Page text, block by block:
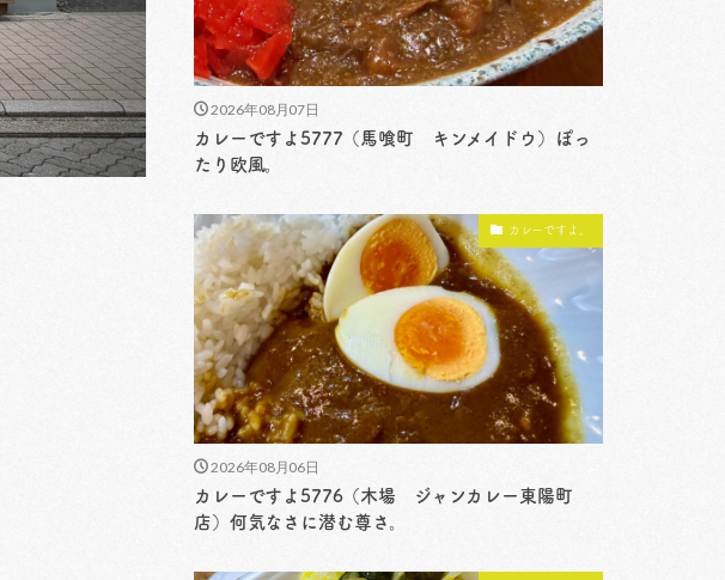
2026年08月07日
カレーですよ5777（馬喰町 キンメイドウ）ぽっ
たり欧風。
カレーですよ。
2026年08月06日
カレーですよ5776（木場 ジャンカレー東陽町
店）何気なさに潜む尊さ。